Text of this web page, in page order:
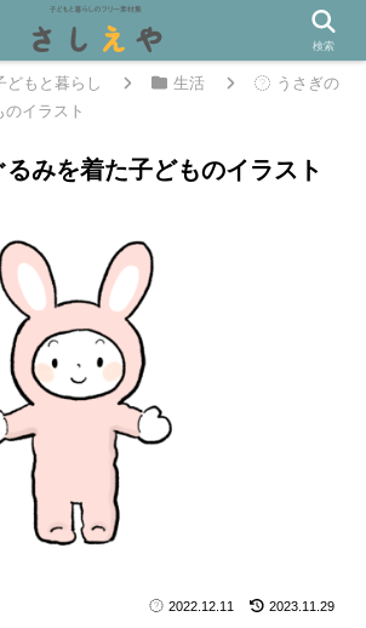
どもと暮らし 生活
うさぎの
イラスト
るみを着た子どものイラスト
2022.12.11 2023.11.29
検索